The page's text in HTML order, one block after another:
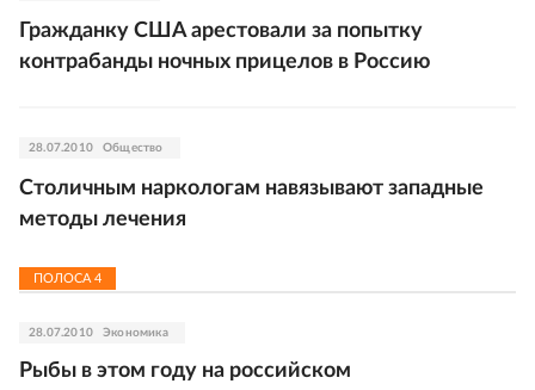
Гражданку США арестовали за попытку
контрабанды ночных прицелов в Россию
28.07.2010 Общество
Столичным наркологам навязывают западные
методы лечения
ПОЛОСА 4
28.07.2010 Экономика
Рыбы в этом году на российском